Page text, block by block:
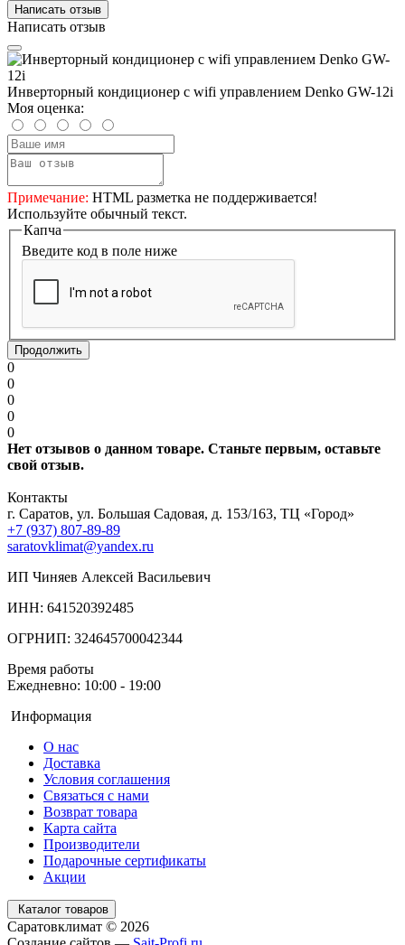
Написать отзыв
Написать отзыв
Инверторный кондиционер с wifi управлением Denko GW-12i
Моя оценка:
Примечание: HTML разметка не поддерживается!
Используйте обычный текст.
Капча
Введите код в поле ниже
Продолжить
0
0
0
0
0
Нет отзывов о данном товаре. Станьте первым, оставьте
свой отзыв.
Контакты
г. Саратов, ул. Большая Садовая, д. 153/163, ТЦ «Город»
+7 (937) 807-89-89
saratovklimat@yandex.ru
ИП Чиняев Алексей Васильевич
ИНН: 641520392485
ОГРНИП: 324645700042344
Время работы
Ежедневно: 10:00 - 19:00
Информация
О нас
Доставка
Условия соглашения
Связаться с нами
Возврат товара
Карта сайта
Производители
Подарочные сертификаты
Акции
Каталог товаров
Саратовклимат © 2026